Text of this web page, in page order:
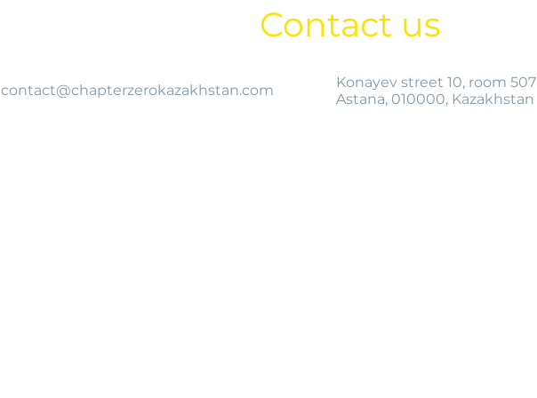
Contact us
contact@chapterzerokazakhstan.com
Konayev street 10, room 507
Astana, 010000, Kazakhstan